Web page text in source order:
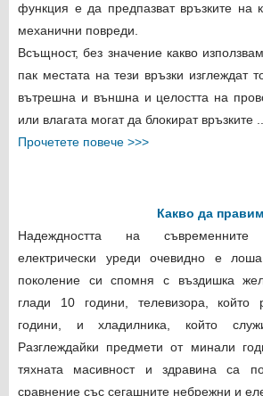
функция е да предпазват връзките
механични повреди.
Всъщност, без значение какво
пак местата на тези връзки изглеждат
вътрешна и външна и целостта на
или влагата могат да блокират връзките ...
Прочетете повече >>>
Какво да
Надеждността на съвременните
електрически уреди очевидно е
поколение си спомня с въздишка
глади 10 години, телевизора, който
години, и хладилника, който
Разглеждайки предмети от минали
тяхната масивност и здравина са
сравнение със сегашните небрежни и